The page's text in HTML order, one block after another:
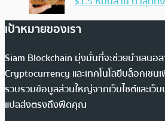
เป้าหมายของเรา
Siam Blockchain มุ่งมั่นที่จะช่วยนำเสนอ
Cryptocurrency และเทคโนโลยีบล็อกเชน
รวบรวมข้อมูลส่วนใหญ่จากเว็บไซต์และเว็
แปลส่งตรงถึงฟีดคุณ